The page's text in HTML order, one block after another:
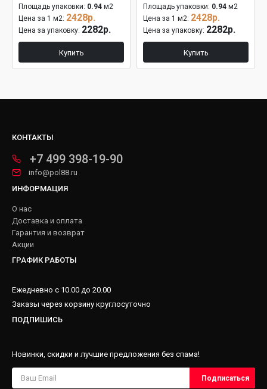
Площадь упаковки: 0.94 м2
Цена за 1 м2: 2428р.
Цена за упаковку: 2282р.
Купить
Площадь упаковки: 0.94 м2
Цена за 1 м2: 2428р.
Цена за упаковку: 2282р.
Купить
КОНТАКТЫ
+7 499 398-19-90
info@pol88.ru
ИНФОРМАЦИЯ
О нас
Доставка и оплата
Гарантия и возврат
Акции
ГРАФИК РАБОТЫ
Ежедневно с 10.00 до 20.00
Заказы через корзину круглосуточно
ПОДПИШИСЬ
Новинки, скидки и лучшие предложения без спама!